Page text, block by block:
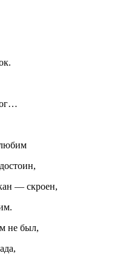
— скроен,
не был,